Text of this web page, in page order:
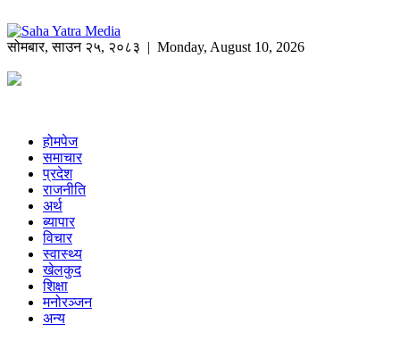
सोमबार,साउन २५, २०८३ | Monday, August 10, 2026
होमपेज
समाचार
प्रदेश
राजनीति
अर्थ
ब्यापार
विचार
स्वास्थ्य
खेलकुद
शिक्षा
मनोरञ्जन
अन्य